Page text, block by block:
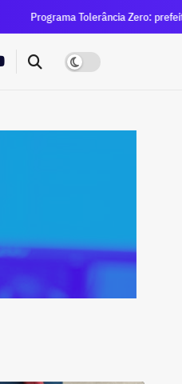
Tolerância Zero: prefeitura